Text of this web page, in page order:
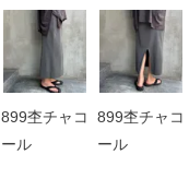
899杢チャコ
ール
899杢チャコ
ール